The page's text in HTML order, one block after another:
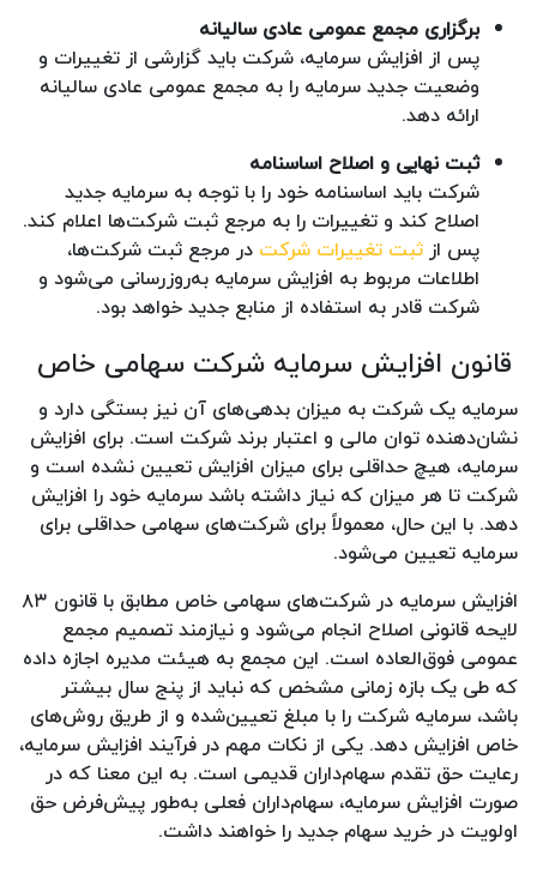
برگزاری مجمع عمومی عادی سالیانه
پس از افزایش سرمایه، شرکت باید گزارشی از تغییرات و
وضعیت جدید سرمایه را به مجمع عمومی عادی سالیانه
ارائه دهد.
ثبت نهایی و اصلاح اساسنامه
شرکت باید اساسنامه خود را با توجه به سرمایه جدید
اصلاح کند و تغییرات را به مرجع ثبت شرکت‌ها اعلام کند.
پس ازثبت تغییرات شرکت در مرجع ثبت شرکت‌ها،
اطلاعات مربوط به افزایش سرمایه به‌روزرسانی می‌شود و
شرکت قادر به استفاده از منابع جدید خواهد بود.
قانون افزایش سرمایه شرکت سهامی خاص
سرمایه یک شرکت به میزان بدهی‌های آن نیز بستگی دارد و
نشان‌دهنده توان مالی و اعتبار برند شرکت است. برای افزایش
سرمایه، هیچ حداقلی برای میزان افزایش تعیین نشده است و
شرکت تا هر میزان که نیاز داشته باشد سرمایه خود را افزایش
دهد. با این حال، معمولاً برای شرکت‌های سهامی حداقلی برای
سرمایه تعیین می‌شود.
افزایش سرمایه در شرکت‌های سهامی خاص مطابق با قانون ۸۳
لایحه قانونی اصلاح انجام می‌شود و نیازمند تصمیم مجمع
عمومی فوق‌العاده است. این مجمع به هیئت مدیره اجازه داده
که طی یک بازه زمانی مشخص که نباید از پنج سال بیشتر
باشد، سرمایه شرکت را با مبلغ تعیین‌شده و از طریق روش‌های
خاص افزایش دهد. یکی از نکات مهم در فرآیند افزایش سرمایه،
رعایت حق تقدم سهام‌داران قدیمی است. به این معنا که در
صورت افزایش سرمایه، سهام‌داران فعلی به‌طور پیش‌فرض حق
اولویت در خرید سهام جدید را خواهند داشت.